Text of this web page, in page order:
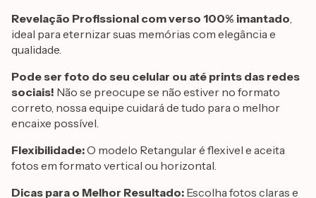
Revelação Profissional com verso 100% imantado,
ideal para eternizar suas memórias com elegância e
qualidade.
Pode ser foto do seu celular ou até prints das redes
sociais! Não se preocupe se não estiver no formato
correto, nossa equipe cuidará de tudo para o melhor
encaixe possível.
Flexibilidade:O modelo Retangular é flexivel e aceita
fotos em formato vertical ou horizontal.
Dicas para o Melhor Resultado: Escolha fotos claras e